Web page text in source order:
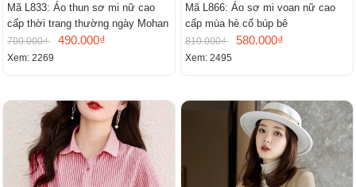
Mã L833: Áo thun sơ mi nữ cao
cấp thời trang thường ngày Mohan
700.000₫ 490.000₫
Xem: 2269
Mã L866: Áo sơ mi voan nữ cao
cấp mùa hè cổ búp bê
810.000₫ 580.000₫
Xem: 2495